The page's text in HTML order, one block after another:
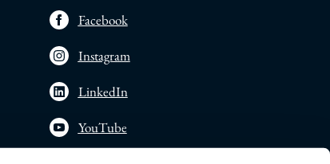
Facebook
Instagram
LinkedIn
YouTube